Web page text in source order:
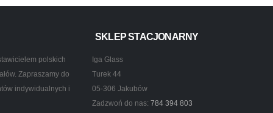
polskich
Zapraszamy do
indywidualnych i
SKLEP STACJONARNY
Iga Glass
Turek 44
05-306 Jakubów
Zadzwoń do nas: 784 394 803